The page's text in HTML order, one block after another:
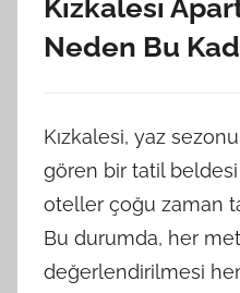
Kızkalesi
Neden Bu
Kızkalesi, yaz
gören bir tatil
oteller çoğu zaman
Bu durumda, her
değerlendirilmesi